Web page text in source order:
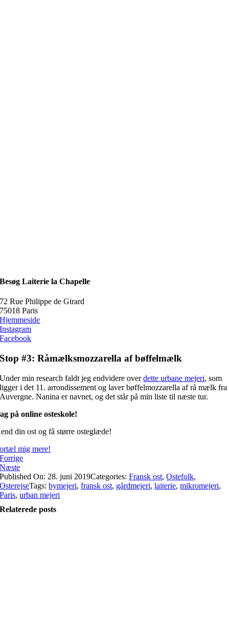
Besøg Laiterie la Chapelle
72 Rue Philippe de Girard
75018 Paris
Hjemmeside
Instagram
Facebook
Stop #3: Råmælksmozzarella af bøffelmælk
Under min research faldt jeg endvidere overdette urbane mejeri, som
ligger i det 11. arrondissement og laver bøffelmozzarella af rå mælk fra
Auvergne. Nanina er navnet, og det står på min liste til næste tur.
på online osteskole!
din ost og få større osteglæde!
mig mere!
Forrige
Næste
Published On: 28. juni 2019Categories:Fransk ost,Ostefolk,
OsterejseTags:bymejeri,fransk ost, gårdmejeri,laiterie,mikromejeri,
Paris,urban mejeri
Relaterede posts